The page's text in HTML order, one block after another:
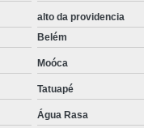
Tratamento de
Tratamento de
para
alto da providencia
Belém
Moóca
Tatuapé
Água Rasa